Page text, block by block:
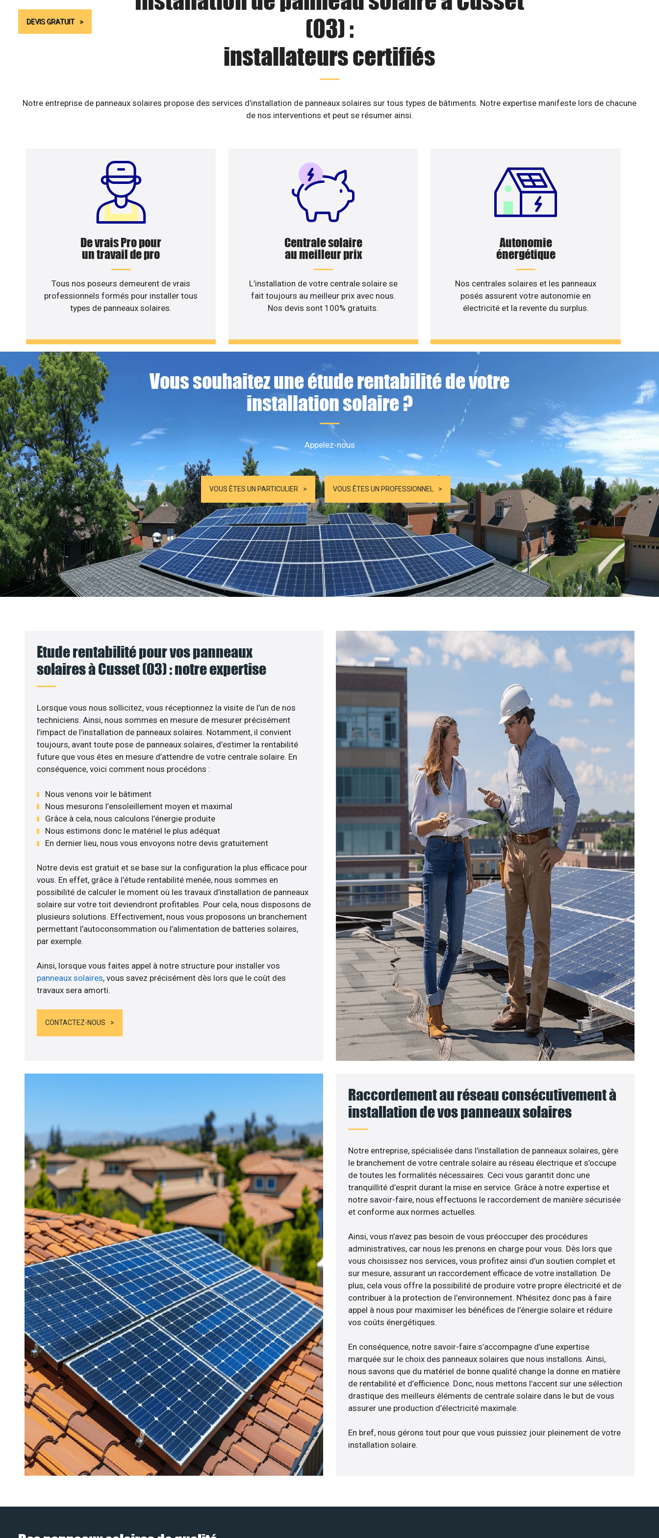
DEVIS GRATUIT
(03) :
installateurs certifiés
Notre entreprise de panneaux solaires propose des services d’installation de panneaux solaires sur tous types de bâtiments. Notre expertise manifeste lors de chacune
de nos interventions et peut se résumer ainsi.
De vrais Pro pour
un travail de pro
Tous nos poseurs demeurent de vrais
professionnels formés pour installer tous
types de panneaux solaires.
Centrale solaire
au meilleur prix
L’installation de votre centrale solaire se
fait toujours au meilleur prix avec nous.
Nos devis sont 100% gratuits.
Autonomie
énergétique
Nos centrales solaires et les panneaux
posés assurent votre autonomie en
électricité et la revente du surplus.
Vous souhaitez une étude rentabilité de votre
installation solaire ?
Appelez-nous
VOUS ÊTES UN PARTICULIER VOUS ÊTES UN PROFESSIONNEL
Etude rentabilité pour vos panneaux
solaires à Cusset (03) : notre expertise
Lorsque vous nous sollicitez, vous réceptionnez la visite de l’un de nos
techniciens. Ainsi, nous sommes en mesure de mesurer précisément
l’impact de l’installation de panneaux solaires. Notamment, il convient
toujours, avant toute pose de panneaux solaires, d’estimer la rentabilité
future que vous êtes en mesure d’attendre de votre centrale solaire. En
conséquence, voici comment nous procédons :
Nous venons voir le bâtiment
Nous mesurons l’ensoleillement moyen et maximal
Grâce à cela, nous calculons l’énergie produite
Nous estimons donc le matériel le plus adéquat
En dernier lieu, nous vous envoyons notre devis gratuitement
Notre devis est gratuit et se base sur la configuration la plus efficace pour
vous. En effet, grâce à l’étude rentabilité menée, nous sommes en
possibilité de calculer le moment où les travaux d’installation de panneaux
solaire sur votre toit deviendront profitables. Pour cela, nous disposons de
plusieurs solutions. Effectivement, nous vous proposons un branchement
permettant l’autoconsommation ou l’alimentation de batteries solaires,
par exemple.
Ainsi, lorsque vous faites appel à notre structure pour installer vos
panneaux solaires, vous savez précisément dès lors que le coût des
travaux sera amorti.
CONTACTEZ-NOUS
Raccordement au réseau consécutivement à
installation de vos panneaux solaires
Notre entreprise, spécialisée dans l’installation de panneaux solaires, gère
le branchement de votre centrale solaire au réseau électrique et s’occupe
de toutes les formalités nécessaires. Ceci vous garantit donc une
tranquillité d’esprit durant la mise en service. Grâce à notre expertise et
notre savoir-faire, nous effectuons le raccordement de manière sécurisée
et conforme aux normes actuelles.
Ainsi, vous n’avez pas besoin de vous préoccuper des procédures
administratives, car nous les prenons en charge pour vous. Dès lors que
vous choisissez nos services, vous profitez ainsi d’un soutien complet et
sur mesure, assurant un raccordement efficace de votre installation. De
plus, cela vous offre la possibilité de produire votre propre électricité et de
contribuer à la protection de l’environnement. N’hésitez donc pas à faire
appel à nous pour maximiser les bénéfices de l’énergie solaire et réduire
vos coûts énergétiques.
En conséquence, notre savoir-faire s’accompagne d’une expertise
marquée sur le choix des panneaux solaires que nous installons. Ainsi,
nous savons que du matériel de bonne qualité change la donne en matière
de rentabilité et d’efficience. Donc, nous mettons l’accent sur une sélection
drastique des meilleurs éléments de centrale solaire dans le but de vous
assurer une production d’électricité maximale.
En bref, nous gérons tout pour que vous puissiez jouir pleinement de votre
installation solaire.